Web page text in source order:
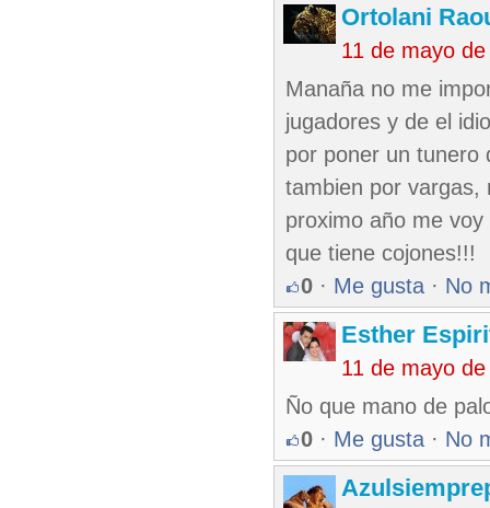
Ortolani
11 de mayo
Manaña no me
jugadores y de el
por poner un tunero
tambien por vargas,
proximo año me
que tiene cojones!!!
0 · Me gusta · No
Esther
11 de mayo
Ño que mano de
0 · Me gusta · No